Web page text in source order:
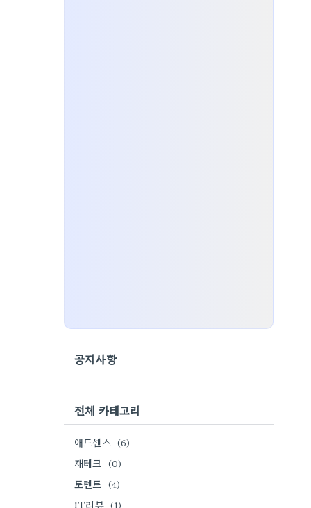
공지사항
전체 카테고리
애드센스 (6)
재테크 (0)
토렌트 (4)
IT리뷰 (1)